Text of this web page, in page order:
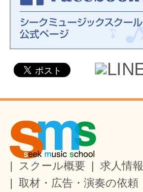
| スクール概要 | 求人情報
| 取材・広告・演奏の依頼